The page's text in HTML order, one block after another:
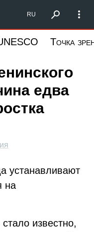
Запад
RU
Точка
едва
устанавливают
на
известно,